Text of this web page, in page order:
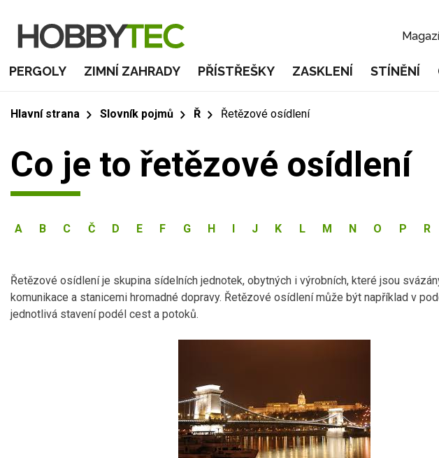
PERGOLY ZIMNÍ ZAHRADY PŘÍSTŘEŠKY ZASKLENÍ STÍNĚNÍ
Hlavní strana Slovník pojmů Ř Řetězové osídlení
Co je to řetězové osídlení
A B C Č D E F G H I J K L M N O P R
Řetězové osídlení je skupina sídelních jednotek, obytných i výrobních, které jsou
komunikace a stanicemi hromadné dopravy. Řetězové osídlení může být například v
jednotlivá stavení podél cest a potoků.